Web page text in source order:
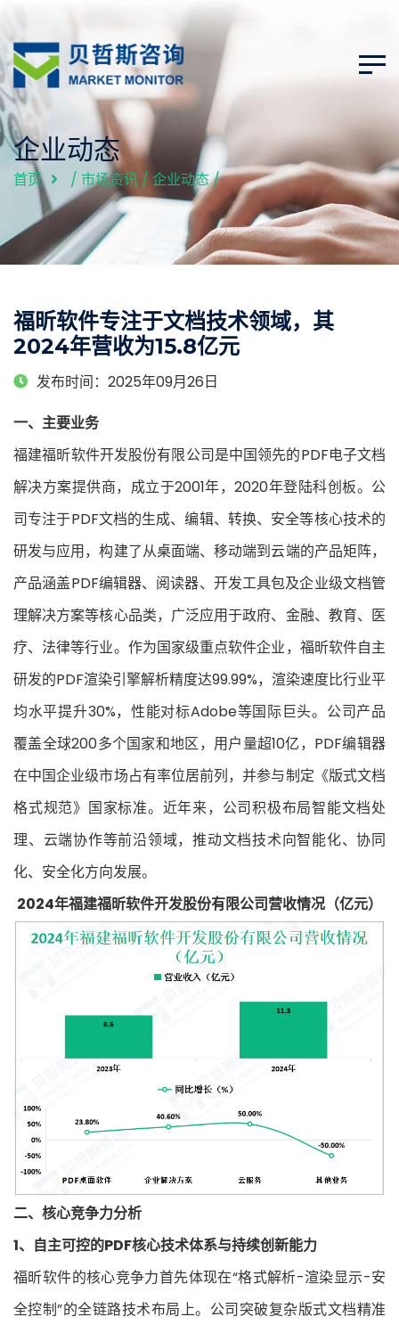
企业动态
首页 / 市场资讯/企业动态/
福昕软件专注于文档技术领域，其
2024年营收为15.8亿元
发布时间：2025年09月26日
一、主要业务
福建福昕软件开发股份有限公司是中国领先的PDF电子文档
解决方案提供商，成立于2001年，2020年登陆科创板。公
司专注于PDF文档的生成、编辑、转换、安全等核心技术的
研发与应用，构建了从桌面端、移动端到云端的产品矩阵，
产品涵盖PDF编辑器、阅读器、开发工具包及企业级文档管
理解决方案等核心品类，广泛应用于政府、金融、教育、医
疗、法律等行业。作为国家级重点软件企业，福昕软件自主
研发的PDF渲染引擎解析精度达99.99%，渲染速度比行业平
均水平提升30%，性能对标Adobe等国际巨头。公司产品
覆盖全球200多个国家和地区，用户量超10亿，PDF编辑器
在中国企业级市场占有率位居前列，并参与制定《版式文档
格式规范》国家标准。近年来，公司积极布局智能文档处
理、云端协作等前沿领域，推动文档技术向智能化、协同
化、安全化方向发展。
2024年福建福昕软件开发股份有限公司营收情况（亿元）
二、核心竞争力分析
1、自主可控的PDF核心技术体系与持续创新能力
福昕软件的核心竞争力首先体现在“格式解析-渲染显示-安
全控制”的全链路技术布局上。公司突破复杂版式文档精准